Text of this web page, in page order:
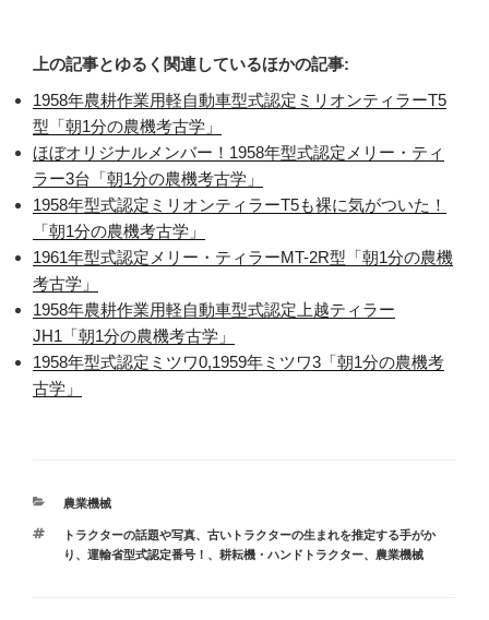
上の記事とゆるく関連しているほかの記事:
1958年農耕作業用軽自動車型式認定ミリオンティラーT5
型「朝1分の農機考古学」
ほぼオリジナルメンバー！1958年型式認定メリー・ティ
ラー3台「朝1分の農機考古学」
1958年型式認定ミリオンティラーT5も裸に気がついた！
「朝1分の農機考古学」
1961年型式認定メリー・ティラーMT-2R型「朝1分の農機
考古学」
1958年農耕作業用軽自動車型式認定上越ティラー
JH1「朝1分の農機考古学」
1958年型式認定ミツワ0,1959年ミツワ3「朝1分の農機考
古学」
カ
ゴ
リ
農業機械
タ
グ
トラクターの話題や写真、 古いトラクターの生まれを推定する手がか
り、運輸省型式認定番号！ 、 耕耘機・ハンドトラクター、 農業機械